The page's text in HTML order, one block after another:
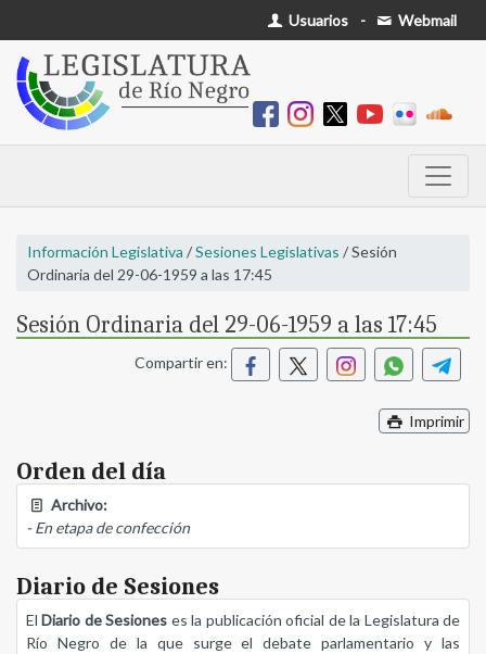
Usuarios - Webmail
Información Legislativa /Sesiones Legislativas / Sesión
Ordinaria del 29-06-1959 a las 17:45
Sesión Ordinaria del 29-06-1959 a las 17:45
Compartir en:
Imprimir
Orden del día
Archivo:
- En etapa de confección
Diario de Sesiones
ElDiario de Sesiones es la publicación oficial de la Legislatura de
Río Negro de la que surge el debate parlamentario y las